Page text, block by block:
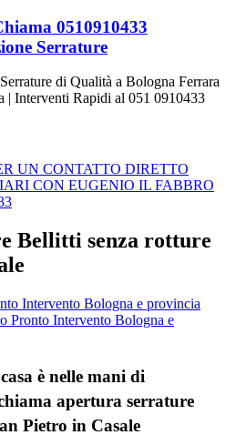
0510910433
Serrature
di Qualità a Bologna Ferrara
| Interventi Rapidi al 051 0910433
UN CONTATTO DIRETTO
CON EUGENIO IL FABBRO
Bellitti senza rotture
Intervento Bologna e provincia
Pronto Intervento Bologna e
è nelle mani di
apertura serrature
Pietro in Casale